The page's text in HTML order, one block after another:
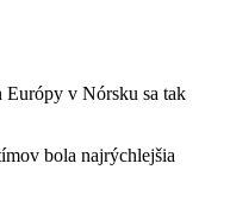
Európy v Nórsku sa tak
bola najrýchlejšia